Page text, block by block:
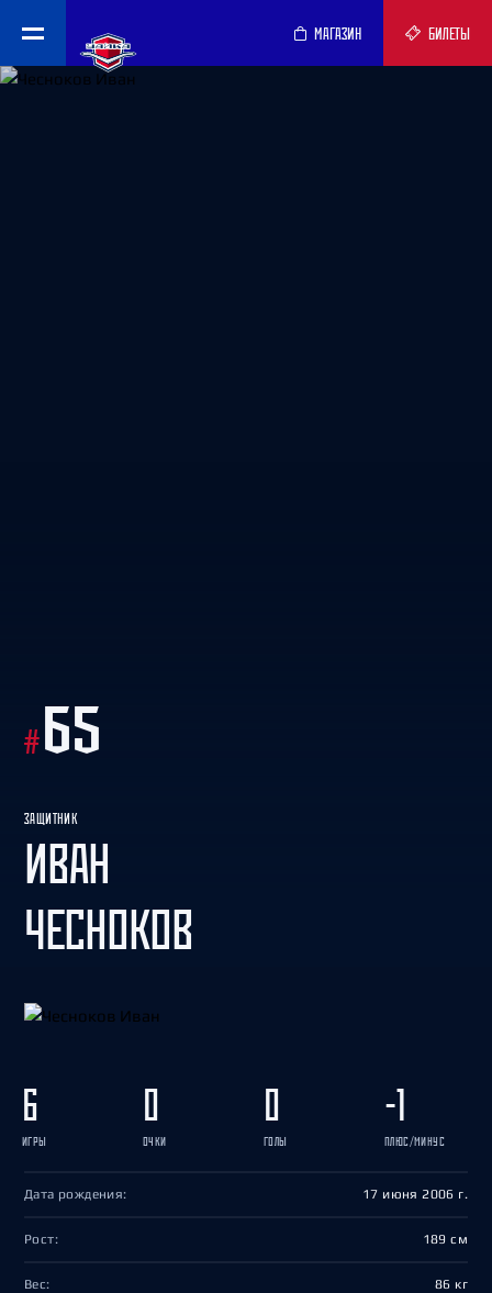
МАГАЗИН БИЛЕТЫ
# 65
ЗАЩИТНИК
ИВАН
ЧЕСНОКОВ
6
ИГРЫ
0
ОЧКИ
0
ГОЛЫ
-1
ПЛЮС/МИНУС
Дата рождения: 17 июня 2006 г.
Рост: 189 см
Вес: 86 кг